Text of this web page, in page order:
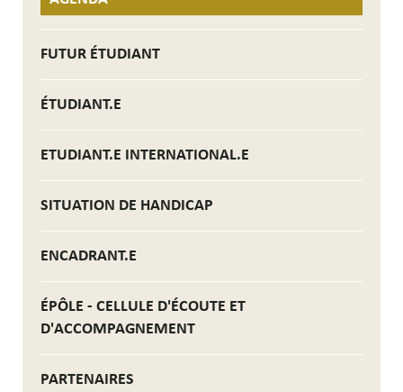
FUTUR ÉTUDIANT
ÉTUDIANT.E
ETUDIANT.E INTERNATIONAL.E
SITUATION DE HANDICAP
ENCADRANT.E
ÉPÔLE - CELLULE D'ÉCOUTE ET
D'ACCOMPAGNEMENT
PARTENAIRES